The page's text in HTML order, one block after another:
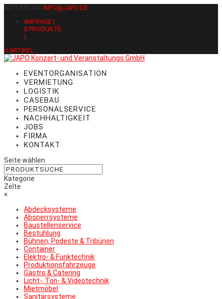
0371 520 410 INFO@JAPO.DE
ANFRAGE (
0 PRODUKTE
)
0-ARTIKEL
EVENTORGANISATION
VERMIETUNG
LOGISTIK
CASEBAU
PERSONALSERVICE
NACHHALTIGKEIT
JOBS
FIRMA
KONTAKT
Seite wählen
Kategorie
Zelte
×
Abdecksysteme
Absperrsysteme
Baustellenservice
Bestuhlung
Bühnen, Podeste & Tribünen
Container
Elektro- & Funktechnik
Produktionsfahrzeuge
Gastro & Catering
Licht-, Ton- & Videotechnik
Mietmöbel
Sanitärsysteme